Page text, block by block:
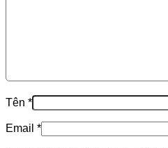
Tên *
Email *